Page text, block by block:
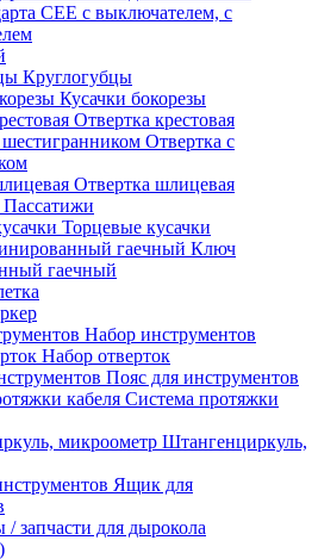
СЕЕ с выключателем, с
Круглогубцы
Кусачки бокорезы
Отвертка крестовая
Отвертка с
Отвертка шлицевая
Пассатижи
Торцевые кусачки
Ключ
гаечный
Набор инструментов
Набор отверток
Пояс для инструментов
Система протяжки
Штангенциркуль,
Ящик для